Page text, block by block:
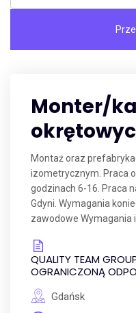
Monter/
Montaż oraz
izometrycznym. Praca
godzinach 6-16. Praca
Gdyni. Wymagania
zawodowe Wymagania
QUALITY TEAM
OGRANICZONĄ
Gdańsk